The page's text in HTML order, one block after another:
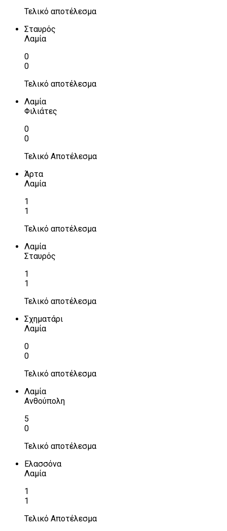
Τελικό αποτέλεσμα
Σταυρός
Λαμία
0
0
Τελικό αποτέλεσμα
Λαμία
Φιλιάτες
0
0
Τελικό Αποτέλεσμα
Άρτα
Λαμία
1
1
Τελικό αποτέλεσμα
Λαμία
Σταυρός
1
1
Τελικό αποτέλεσμα
Σχηματάρι
Λαμία
0
0
Τελικό αποτέλεσμα
Λαμία
Ανθούπολη
5
0
Τελικό αποτέλεσμα
Ελασσόνα
Λαμία
1
1
Τελικό Αποτέλεσμα